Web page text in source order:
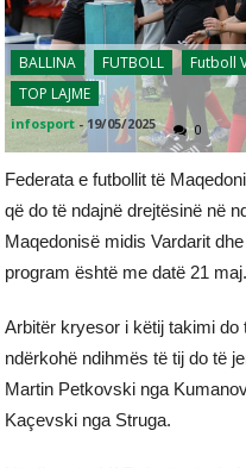
BALLINA FUTBOLL Futboll
TOP LAJME
infosport - 19/05/2025 0
Federata e futbollit të
që do të ndajnë drejtësinë në
Maqedonisë midis Vardarit
program është me datë 21 maj.
Arbitër kryesor i këtij takimi
ndërkohë ndihmës të tij do të
Martin Petkovski nga
Kaçevski nga Struga.